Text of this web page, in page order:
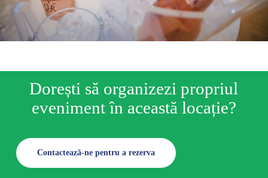
Dorești să organizezi propriul
eveniment în această locație?
Contactează-ne pentru a rezerva